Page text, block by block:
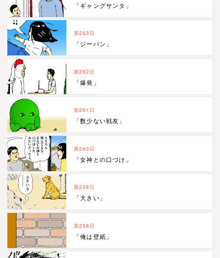
「ギャングサンタ」
第263日
「ジーパン」
第262日
「爆発」
第261日
「数少ない戦友」
第260日
「女神との口づけ」
第259日
「大きい」
第258日
「俺は壁紙」